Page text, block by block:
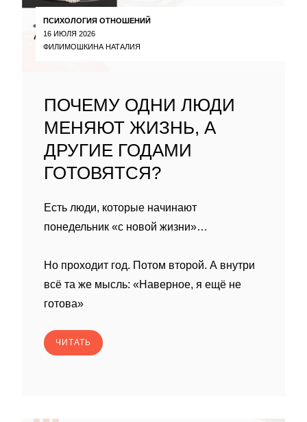
ПСИХОЛОГИЯ ОТНОШЕНИЙ
16 ИЮЛЯ 2026
ФИЛИМОШКИНА НАТАЛИЯ
ПОЧЕМУ ОДНИ ЛЮДИ
МЕНЯЮТ ЖИЗНЬ, А
ДРУГИЕ ГОДАМИ
ГОТОВЯТСЯ?
Есть люди, которые начинают
понедельник «с новой жизни»…
Но проходит год. Потом второй. А внутри
всё та же мысль: «Наверное, я ещё не
готова»
ЧИТАТЬ